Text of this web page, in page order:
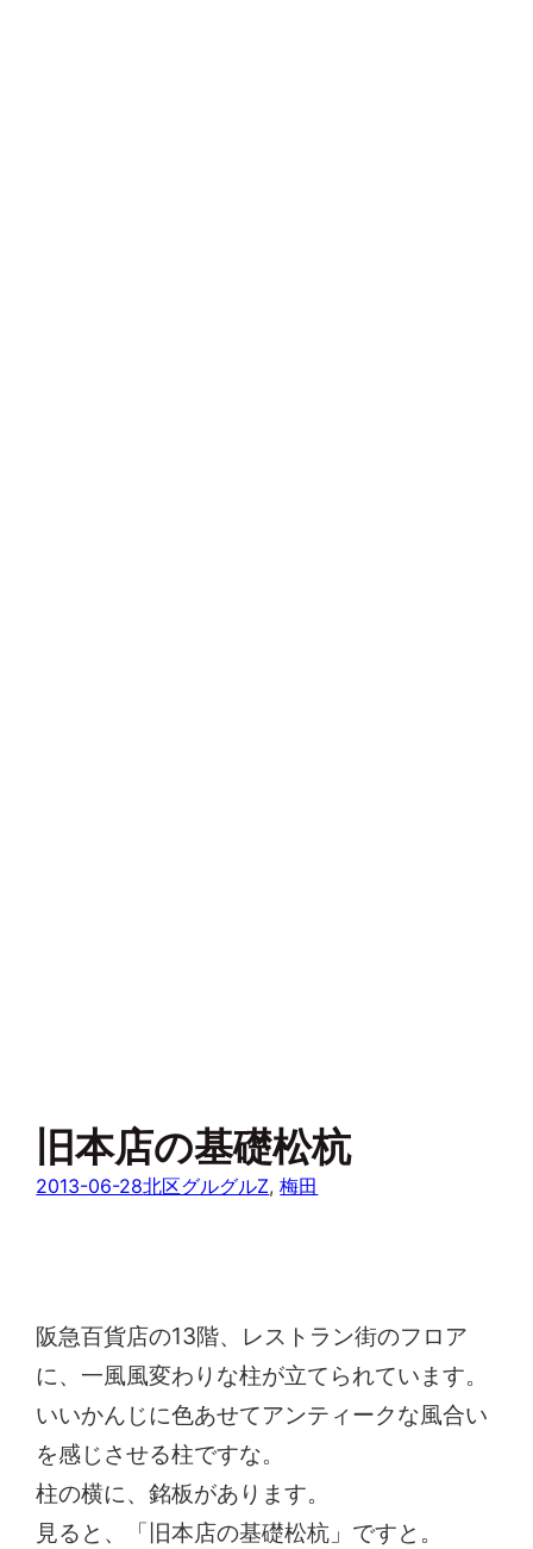
旧本店の基礎松杭
2013-06-28北区グルグルZ, 梅田
阪急百貨店の13階、レストラン街のフロア
に、一風風変わりな柱が立てられています。
いいかんじに色あせてアンティークな風合い
を感じさせる柱ですな。
柱の横に、銘板があります。
見ると、「旧本店の基礎松杭」ですと。